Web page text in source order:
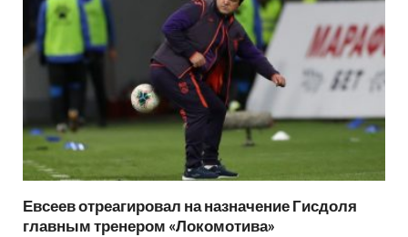
Евсеев отреагировал на назначение Гисдоля
главным тренером «Локомотива»